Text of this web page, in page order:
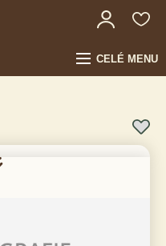
CELÉ MENU